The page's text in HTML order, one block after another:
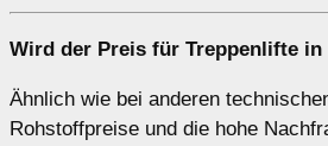
Wird der Preis für Treppenlifte
Ähnlich wie bei anderen
Rohstoffpreise und die hohe